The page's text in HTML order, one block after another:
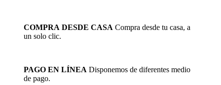
S/352.98.S/176.49.
variantes.
elegir
COMPRA DESDE CASA Compra desde tu casa, a
un solo clic.
PAGO EN LÍNEA Disponemos de diferentes medio
de pago.